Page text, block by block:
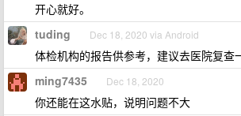
开心就好。
tuding Dec 18, 2020 via Android
体检机构的报告供参考，建议去医院复查
ming7435 Dec 18, 2020
你还能在这水贴，说明问题不大